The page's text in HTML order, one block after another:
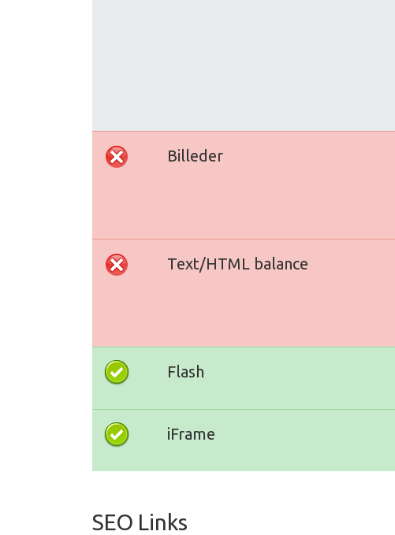
Billeder
Text/HTML balance
Flash
iFrame
SEO Links